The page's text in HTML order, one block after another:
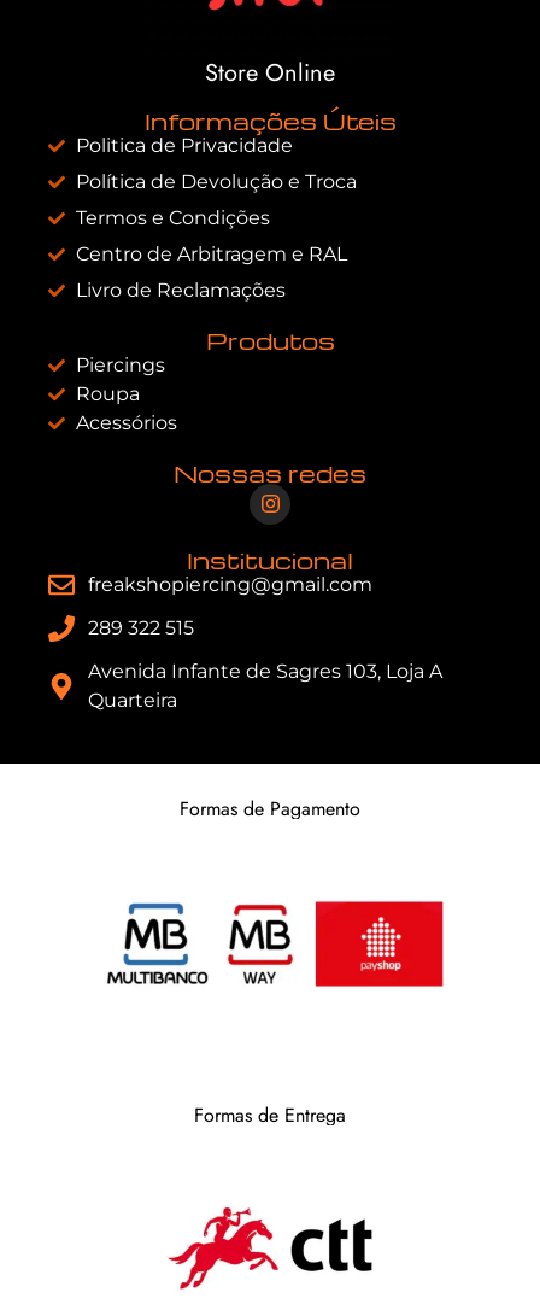
Store Online
Informações Úteis
Politica de Privacidade
Política de Devolução e Troca
Termos e Condições
Centro de Arbitragem e RAL
Livro de Reclamações
Produtos
Piercings
Roupa
Acessórios
Nossas redes
Institucional
freakshopiercing@gmail.com
289 322 515
Avenida Infante de Sagres 103, Loja A
Quarteira
Formas de Pagamento
Formas de Entrega